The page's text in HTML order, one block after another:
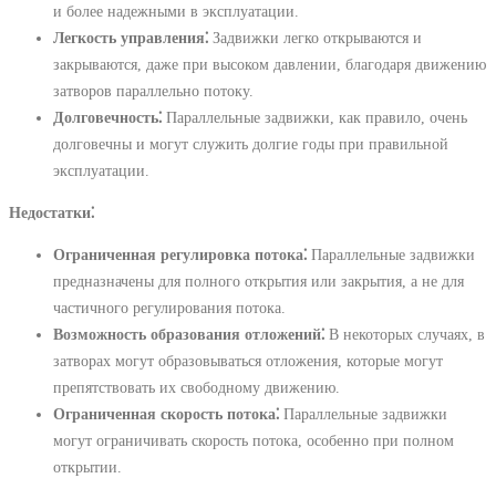
и более надежными в эксплуатации.
Легкость управления⁚ Задвижки легко открываются и
закрываются, даже при высоком давлении, благодаря движению
затворов параллельно потоку.
Долговечность⁚ Параллельные задвижки, как правило, очень
долговечны и могут служить долгие годы при правильной
эксплуатации.
Недостатки⁚
Ограниченная регулировка потока⁚ Параллельные задвижки
предназначены для полного открытия или закрытия, а не для
частичного регулирования потока.
Возможность образования отложений⁚ В некоторых случаях, в
затворах могут образовываться отложения, которые могут
препятствовать их свободному движению.
Ограниченная скорость потока⁚ Параллельные задвижки
могут ограничивать скорость потока, особенно при полном
открытии.